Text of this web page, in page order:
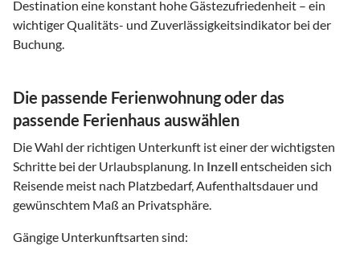
Destination eine konstant hohe Gästezufriedenheit – ein
wichtiger Qualitäts- und Zuverlässigkeitsindikator bei der
Buchung.
Die passende Ferienwohnung oder das
passende Ferienhaus auswählen
Die Wahl der richtigen Unterkunft ist einer der wichtigsten
Schritte bei der Urlaubsplanung. In Inzellentscheiden sich
Reisende meist nach Platzbedarf, Aufenthaltsdauer und
gewünschtem Maß an Privatsphäre.
Gängige Unterkunftsarten sind: